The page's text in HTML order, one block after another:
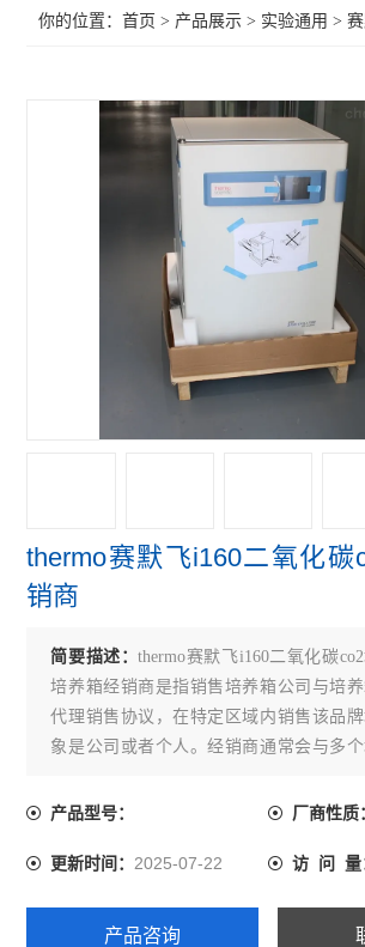
赛默飞Sorvall LYNX 6000 离心机
赛默飞1500系列生物安全柜
赛默飞1300系列安全生物柜
赛默飞4111FO水套式CO2培养箱
赛默飞311 CO2培养箱
赛默飞371直热式CO2培养箱
赛默飞3111水套式CO2培养箱
赛默飞ST4R冷冻离心机
赛默飞ST4离心机
赛默飞Micro21R冷冻离心机
赛默飞Micro21微量离心机
精骐摆床
精骐混匀仪
精骐干式恒温器
你的位置：首页 > 产品展示 > 实验通用 >赛
thermo赛默飞i160二氧化碳
销商
简要描述：thermo赛默飞i160二氧化碳
培养箱经销商是指销售培养箱公司与培养
代理销售协议，在特定区域内销售该品
象是公司或者个人。经销商通常会与多
需求。
产品型号： 厂商性质
更新时间：2025-07-22 访 问 量
产品咨询